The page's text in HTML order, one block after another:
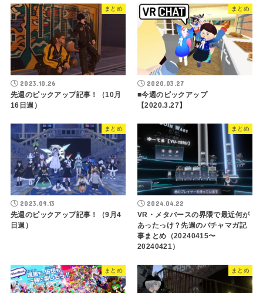
まとめ
2023.10.26
先週のピックアップ記事！（10月
16日週）
まとめ
2020.03.27
■今週のピックアップ
【2020.3.27】
まとめ
2023.09.13
先週のピックアップ記事！（9月4
日週）
まとめ
2024.04.22
VR・メタバースの界隈で最近何が
あったっけ？先週のバチャマガ記
事まとめ（20240415〜
20240421）
まとめ まとめ